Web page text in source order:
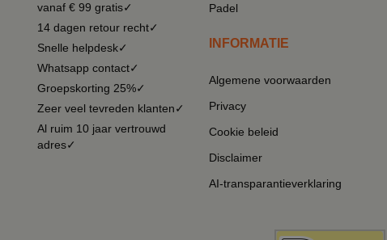
vanaf € 99 gratis✓
14 dagen retour recht✓
Snelle helpdesk✓
Whatsapp contact✓
Groepskorting 25%✓
Zeer veel tevreden klanten✓
Al ruim 10 jaar vertrouwd
adres✓
Padel
INFORMATIE
Algemene voorwaarden
Privacy
Cookie beleid
Disclaimer
AI-transparantieverklaring